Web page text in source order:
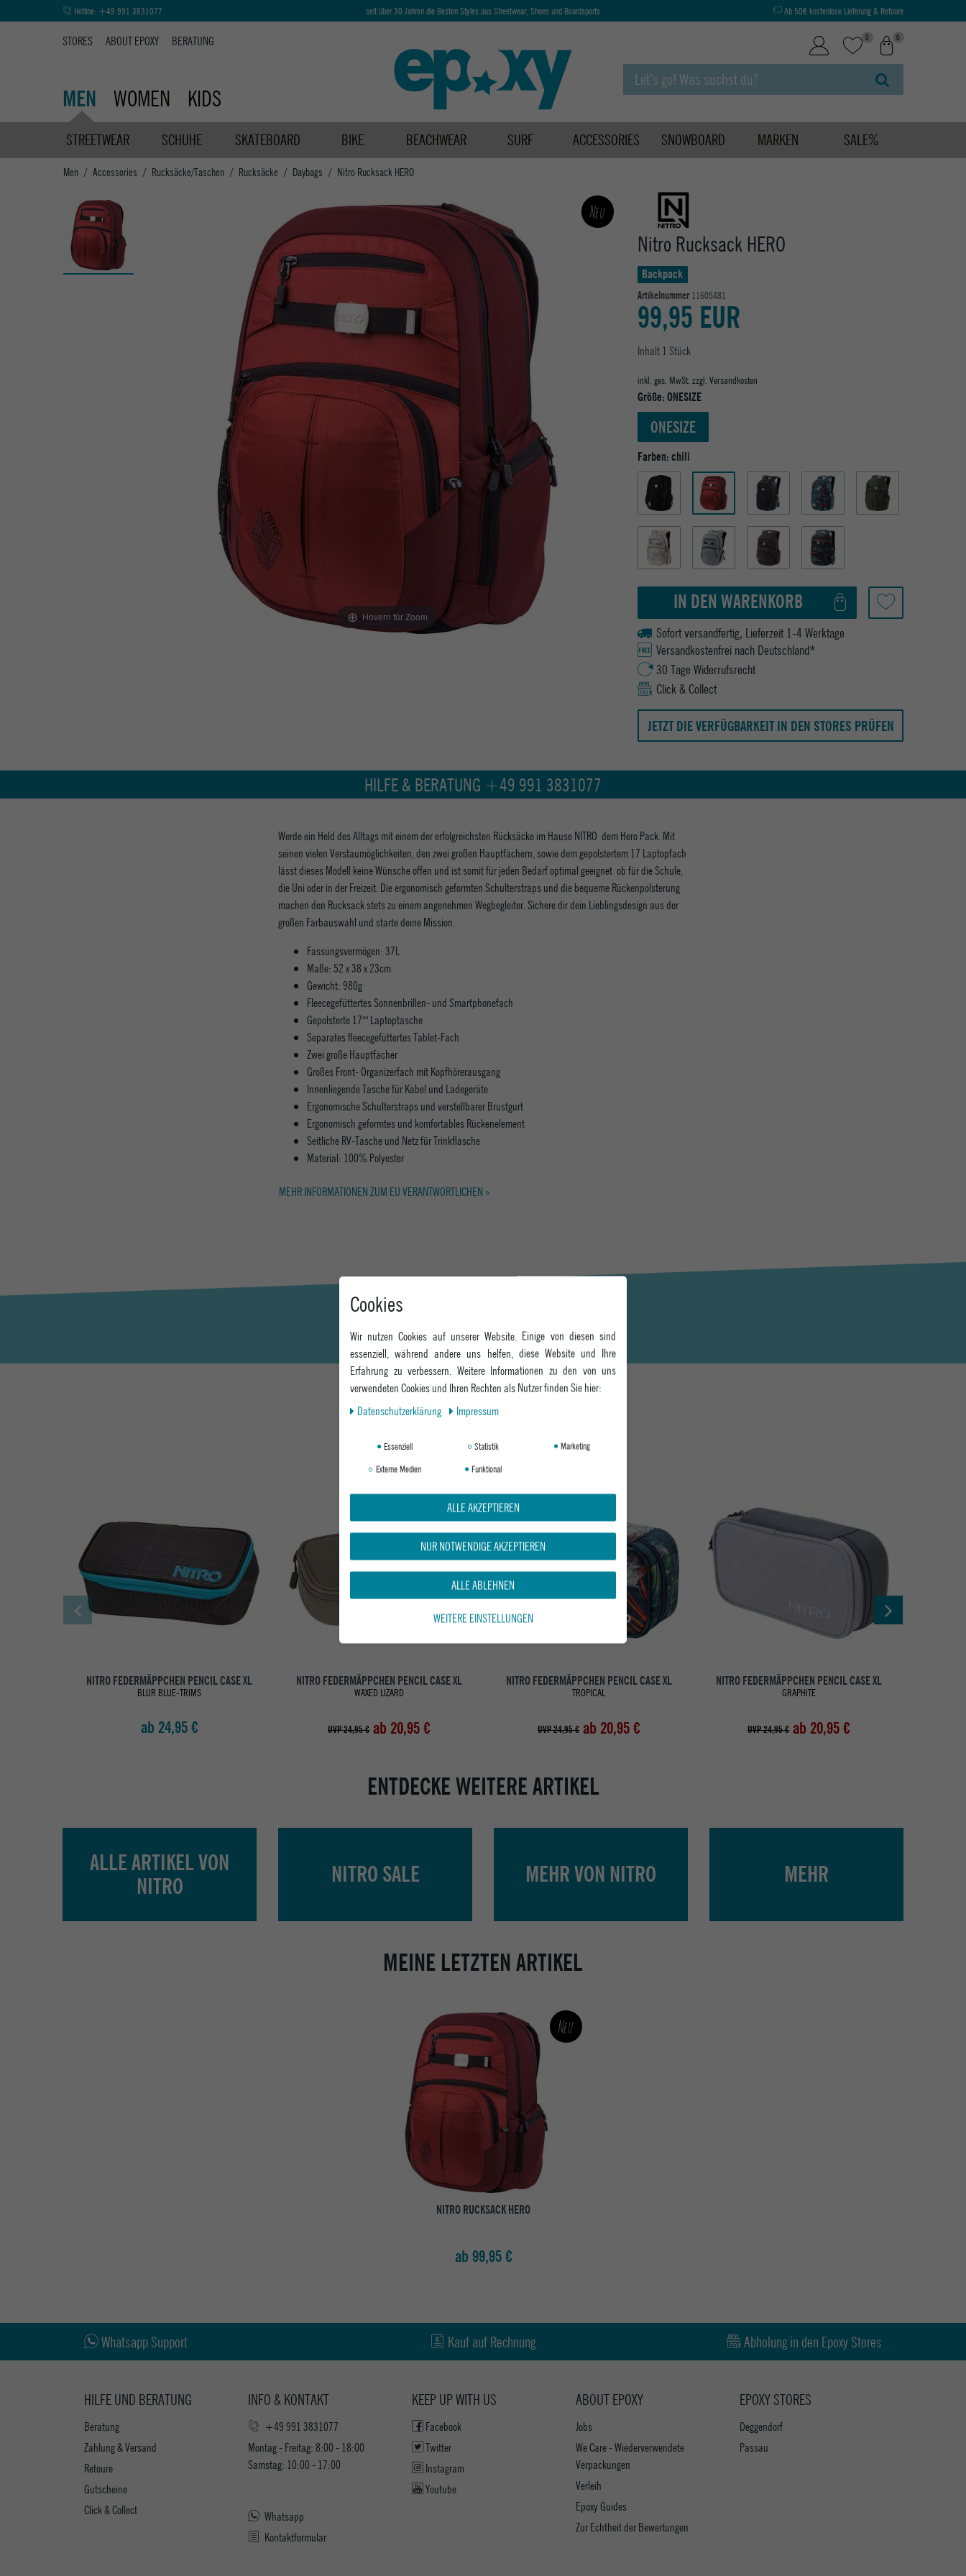
Hotline: +49 991 3831077 seit über 30 Jahren die Besten Styles aus Streetwear, Shoes und Boardsports Ab 50€ kostenlose Lieferung & Retoure
STORES ABOUT EPOXY BERATUNG
MEN WOMEN KIDS
0 0
STREETWEAR SCHUHE SKATEBOARD BIKE BEACHWEAR SURF ACCESSORIES SNOWBOARD MARKEN SALE%
Men Accessories Rucksäcke/Taschen Rucksäcke Daybags Nitro Rucksack HERO
Hovern für Zoom
Neu
Nitro Rucksack HERO
Backpack
Artikelnummer11605481
99,95 EUR
Inhalt 1 Stück
inkl. ges. MwSt. zzgl. Versandkosten
Größe:ONESIZE
ONESIZE
Farben:chili
IN DEN WARENKORB
Sofort versandfertig, Lieferzeit 1-4 Werktage
Versandkostenfrei nach Deutschland*
30 Tage Widerrufsrecht
Click & Collect
JETZT DIE VERFÜGBARKEIT IN DEN STORES PRÜFEN
HILFE & BERATUNG +49 991 3831077
Werde ein Held des Alltags mit einem der erfolgreichsten Rücksäcke im Hause NITRO  dem Hero Pack. Mit
seinen vielen Verstaumöglichkeiten, den zwei großen Hauptfächern, sowie dem gepolstertem 17 Laptopfach
lässt dieses Modell keine Wünsche offen und ist somit für jeden Bedarf optimal geeignet  ob für die Schule,
die Uni oder in der Freizeit. Die ergonomisch geformten Schulterstraps und die bequeme Rückenpolsterung
machen den Rucksack stets zu einem angenehmen Wegbegleiter. Sichere dir dein Lieblingsdesign aus der
großen Farbauswahl und starte deine Mission.
Fassungsvermögen: 37L
Maße: 52 x 38 x 23cm
Gewicht: 980g
Fleecegefüttertes Sonnenbrillen- und Smartphonefach
Gepolsterte 17"" Laptoptasche
Separates fleecegefüttertes Tablet-Fach
Zwei große Hauptfächer
Großes Front- Organizerfach mit Kopfhörerausgang
Innenliegende Tasche für Kabel und Ladegeräte
Ergonomische Schulterstraps und verstellbarer Brustgurt
Ergonomisch geformtes und komfortables Rückenelement
Seitliche RV-Tasche und Netz für Trinkflasche
Material: 100% Polyester
MEHR INFORMATIONEN ZUM EU VERANTWORTLICHEN »
NITRO FEDERMÄPPCHEN PENCIL CASE XL
BLUR BLUE-TRIMS
ab 24,95 €
NITRO FEDERMÄPPCHEN PENCIL CASE XL
WAXED LIZARD
UVP 24,95 € ab 20,95 €
NITRO FEDERMÄPPCHEN PENCIL CASE XL
TROPICAL
UVP 24,95 € ab 20,95 €
NITRO FEDERMÄPPCHEN PENCIL CASE XL
GRAPHITE
UVP 24,95 € ab 20,95 €
ENTDECKE WEITERE ARTIKEL
ALLE ARTIKEL VON
NITRO
NITRO SALE MEHR VON NITRO MEHR
MEINE LETZTEN ARTIKEL
Neu
NITRO RUCKSACK HERO
ab 99,95 €
Whatsapp Support Kauf auf Rechnung Abholung in den Epoxy Stores
HILFE UND BERATUNG
Beratung
Zahlung & Versand
Retoure
Gutscheine
Click & Collect
INFO & KONTAKT
+49 991 3831077
Montag - Freitag: 8:00 - 18:00
Samstag: 10:00 - 17:00
Whatsapp
Kontaktformular
ABOUT EPOXY
Jobs
We Care - Wiederverwendete
Verpackungen
Verleih
Epoxy Guides
Zur Echtheit der Bewertungen
EPOXY STORES
Deggendorf
Passau
KEEP UP WITH US
Facebook
Twitter
Instagram
Youtube
Cookies
Wir nutzen Cookies auf unserer Website. Einige von diesen sind
essenziell, während andere uns helfen, diese Website und Ihre
Erfahrung zu verbessern. Weitere Informationen zu den von uns
verwendeten Cookies und Ihren Rechten als Nutzer finden Sie hier:
Daten­schutz­erklärung
Impressum
Essenziell Statistik
Marketing
Externe Medien
Funktional
ALLE AKZEPTIEREN
NUR NOTWENDIGE AKZEPTIEREN
ALLE ABLEHNEN
WEITERE EINSTELLUNGEN